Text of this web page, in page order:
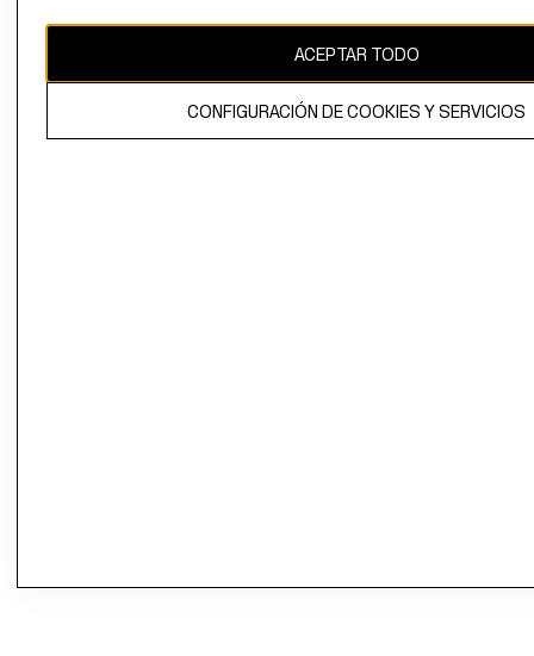
El contenido de esta página web está protegido por copyright y es
propiedad de H&M Hennes & Mauritz AB.
ACEPTAR TODO
CONFIGURACIÓN DE COOKIES Y SERVICIOS